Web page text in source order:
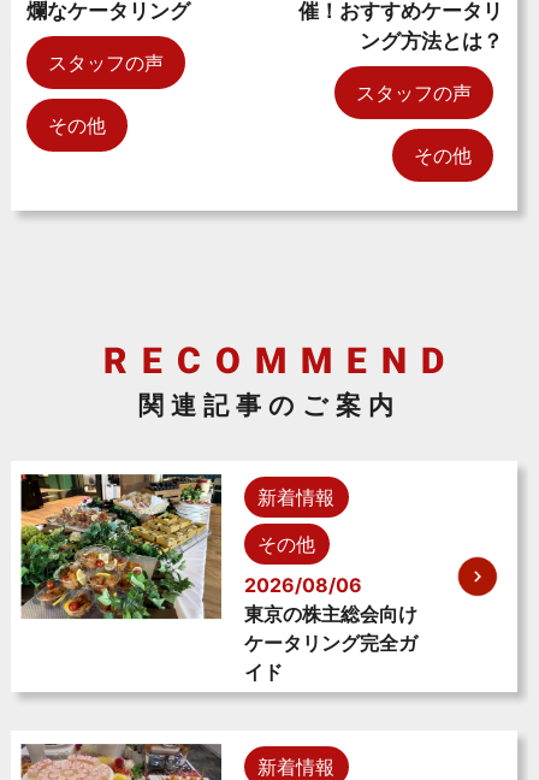
爛なケータリング
スタッフの声
その他
催！おすすめケータリ
ング方法とは？
スタッフの声
その他
関連記事のご案内
新着情報
その他
2026/08/06
東京の株主総会向け
ケータリング完全ガ
イド
新着情報